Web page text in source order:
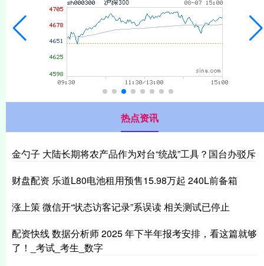
热点资讯
金勺子 大陆长期将农产品作为对台“统战”工具？国台办驳斥
财盘配资 乐道L80电池租用预售15.98万起 240L前备箱
涨上策 微信开“状态访客记录”系误读 相关测试已停止
配资快线 数据分析师 2025 年下半年报考安排，看这篇就够
了！_考试_考生_数字